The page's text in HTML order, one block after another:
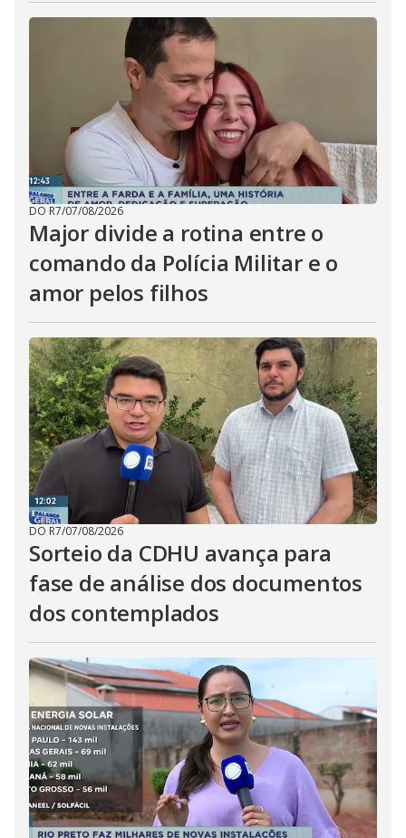
DO R7/07/08/2026
Major divide a rotina entre o
comando da Polícia Militar e o
amor pelos filhos
DO R7/07/08/2026
Sorteio da CDHU avança para
fase de análise dos documentos
dos contemplados